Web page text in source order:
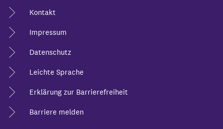
Kontakt
Impressum
Datenschutz
Leichte Sprache
Erklärung zur Barrierefreiheit
Barriere melden